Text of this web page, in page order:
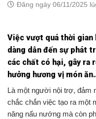
Đăng ngày 06/11/2025
Việc vượt quá thời gian
dàng dẫn đến sự phát
các chất có hại, gây ra
hưởng hương vị món
Là một người nội trợ, đảm
chắc chắn việc tạo ra một
năng nấu nướng mà còn